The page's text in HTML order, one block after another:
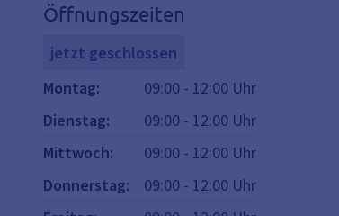
Öffnungszeiten
jetzt geschlossen
Montag: 09:00 - 12:00 Uhr
Dienstag: 09:00 - 12:00 Uhr
Mittwoch: 09:00 - 12:00 Uhr
Donnerstag: 09:00 - 12:00 Uhr